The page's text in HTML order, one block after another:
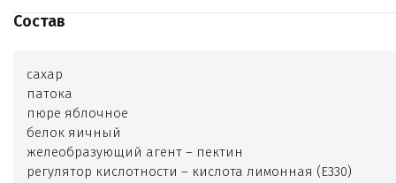
Состав
сахар
патока
пюре яблочное
белок яичный
желеобразующий агент – пектин
регулятор кислотности – кислота лимонная (Е330)